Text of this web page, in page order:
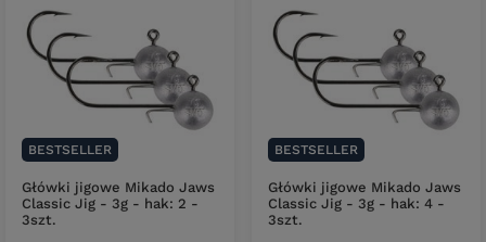
BESTSELLER
Główki jigowe Mikado Jaws
Classic Jig - 3g - hak: 2 -
3szt.
BESTSELLER
Główki jigowe Mikado Jaws
Classic Jig - 3g - hak: 4 -
3szt.